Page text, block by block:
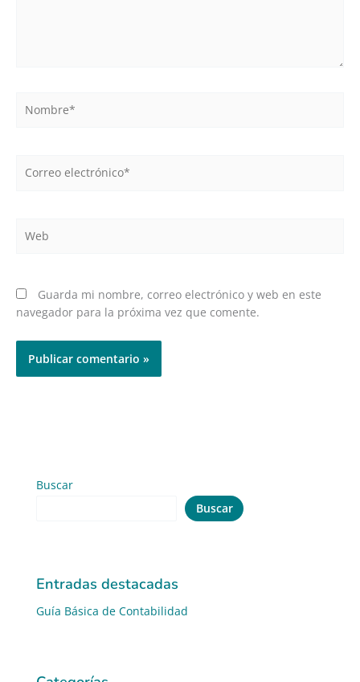
electrónico*
Guarda mi nombre, correo electrónico y web en este
navegador para la próxima vez que comente.
Buscar
Buscar
Entradas destacadas
Guía Básica de Contabilidad